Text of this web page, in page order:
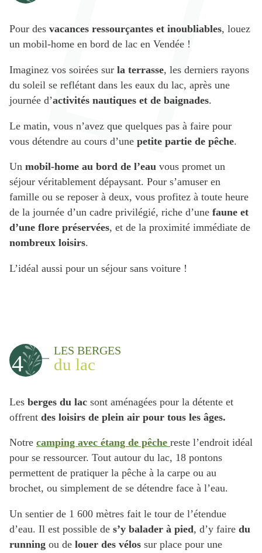
Pour des vacances ressourçantes et inoubliables, louez
un mobil-home en bord de lac en Vendée !
Imaginez vos soirées sur la terrasse, les derniers rayons
du soleil se reflétant dans les eaux du lac, après une
journée d’activités nautiques et de baignades.
Le matin, vous n’avez que quelques pas à faire pour
vous détendre au cours d’une petite partie de pêche.
Un mobil-home au bord de l’eau vous promet un
séjour véritablement dépaysant. Pour s’amuser en
famille ou se reposer à deux, vous profitez à toute heure
de la journée d’un cadre privilégié, riche d’une faune et
d’une flore préservées, et de la proximité immédiate de
nombreux loisirs.
L’idéal aussi pour un séjour sans voiture !
4 LES BERGES
du lac
Les berges du lac sont aménagées pour la détente et
offrent des loisirs de plein air pour tous les âges.
Notre camping avec étang de pêche reste l’endroit idéal
pour se ressourcer. Tout autour du lac, 18 pontons
permettent de pratiquer la pêche à la carpe ou au
brochet, ou simplement de se détendre face à l’eau.
Un sentier de 1 600 mètres fait le tour de l’étendue
d’eau. Il est possible de s’y balader à pied, d’y faire du
running ou de louer des vélos sur place pour une